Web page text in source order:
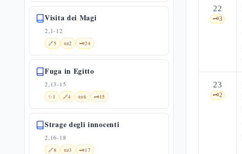
Visita dei Magi
2,1-12
🔗5 📜2 🗝️24
Fuga in Egitto
2,13-15
✨1 🔗4 📜6 🗝️15
Strage degli innocenti
2,16-18
🔗8 📜3 🗝️17
22
🗝️3
23
🗝️2